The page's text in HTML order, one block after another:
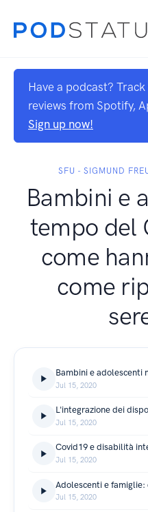
Have a podcast?
reviews from Spotify,
Sign up now!
SFU - SIGMUND
Bambini e
tempo del
come
come
Jul 15, 2020
Jul 15, 2020
Jul 15, 2020
Jul 15, 2020